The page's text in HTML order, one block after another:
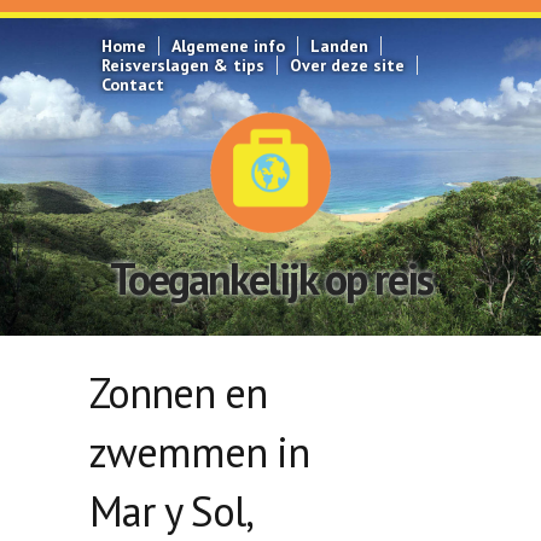
Overslaan en naar de inhoud gaan
Home
Algemene info
Landen
Reisverslagen & tips
Over deze site
Contact
Toegankelijk op reis
Zonnen en
zwemmen in
Mar y Sol,